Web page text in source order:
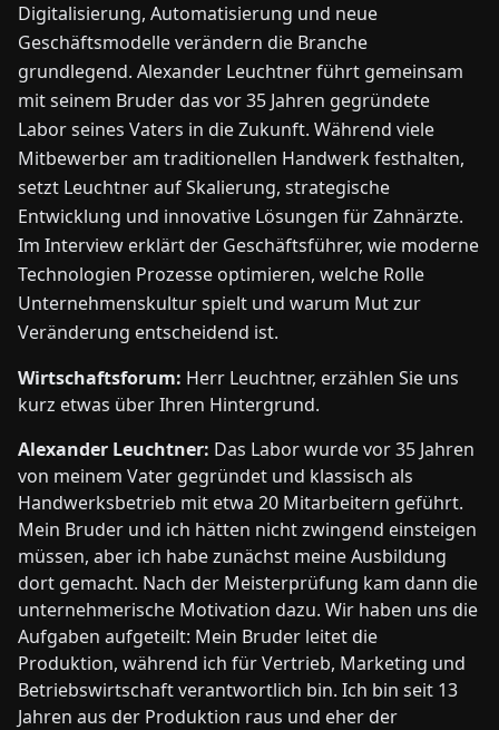
KONTAKT
ZU
Digitalisierung, Automatisierung und neue
Geschäftsmodelle verändern die Branche
grundlegend. Alexander Leuchtner führt gemeinsam
mit seinem Bruder das vor 35 Jahren gegründete
Labor seines Vaters in die Zukunft. Während viele
Mitbewerber am traditionellen Handwerk festhalten,
setzt Leuchtner auf Skalierung, strategische
Entwicklung und innovative Lösungen für Zahnärzte.
Im Interview erklärt der Geschäftsführer, wie moderne
Technologien Prozesse optimieren, welche Rolle
Unternehmenskultur spielt und warum Mut zur
Veränderung entscheidend ist.
Wirtschaftsforum: Herr Leuchtner, erzählen Sie uns
kurz etwas über Ihren Hintergrund.
Alexander Leuchtner: Das Labor wurde vor 35 Jahren
von meinem Vater gegründet und klassisch als
Handwerksbetrieb mit etwa 20 Mitarbeitern geführt.
Mein Bruder und ich hätten nicht zwingend einsteigen
müssen, aber ich habe zunächst meine Ausbildung
dort gemacht. Nach der Meisterprüfung kam dann die
unternehmerische Motivation dazu. Wir haben uns die
Aufgaben aufgeteilt: Mein Bruder leitet die
Produktion, während ich für Vertrieb, Marketing und
Betriebswirtschaft verantwortlich bin. Ich bin seit 13
Jahren aus der Produktion raus und eher der